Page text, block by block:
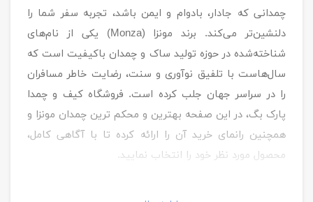
چمدانی که جادار، بادوام و ایمن باشد، تجربه سفر شما را
دلنشین‌تر می‌کند. برند مونزا (Monza) یکی از نام‌های
شناخته‌شده در حوزه تولید ساک و چمدان‌ باکیفیت است که
سال‌هاست با تلفیق نوآوری و سنت، رضایت خاطر مسافران
را در سراسر جهان جلب کرده است. فروشگاه کیف و چمدا
پارک بگ، در این صفحه بهترین و محکم ترین چمدان مونزا و
همچنین رانمای خرید آن را ارائه کرده تا با آگاهی کامل،
محصول مورد نظر خود را انتخاب نمایید.